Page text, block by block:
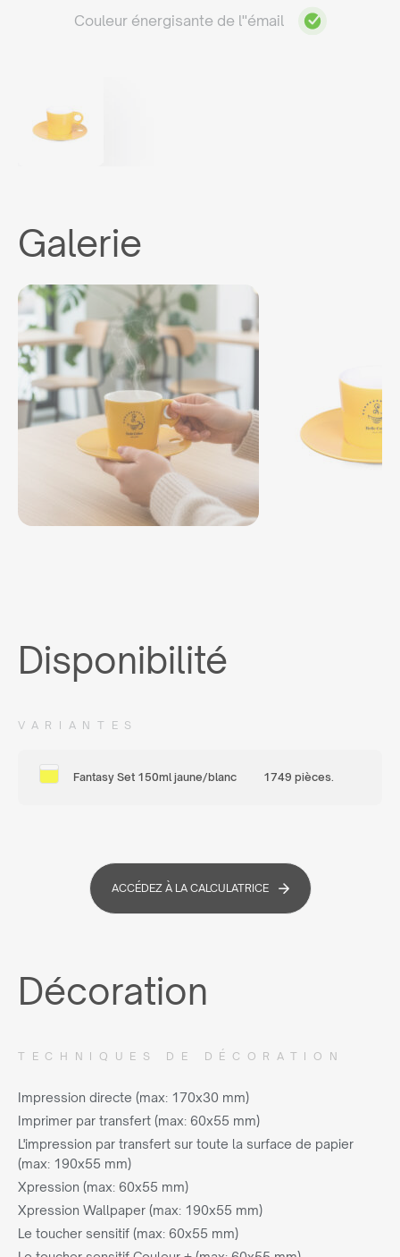
Couleur énergisante de l''émail
Galerie
Disponibilité
VARIANTES
Fantasy Set 150ml jaune/blanc 1749 pièces.
ACCÉDEZ À LA CALCULATRICE
Décoration
TECHNIQUES DE DÉCORATION
Impression directe (max: 170x30 mm)
Imprimer par transfert (max: 60x55 mm)
L'impression par transfert sur toute la surface de papier
(max: 190x55 mm)
Xpression (max: 60x55 mm)
Xpression Wallpaper (max: 190x55 mm)
Le toucher sensitif (max: 60x55 mm)